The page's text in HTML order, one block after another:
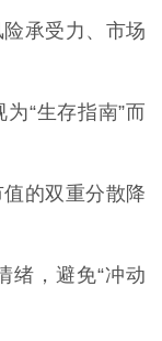
承受力、市场
“生存指南”而
的双重分散降
绪，避免“冲动